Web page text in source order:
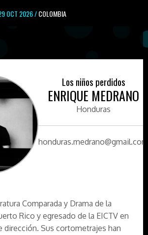
OCT 2026 /COLOMBIA
Los niños perdidos
ENRIQUE MEDRANO
Honduras
honduras.medrano@gmail.com
Comparada y Drama de la
Rico y egresado de la EICTV en
dirección. Sus cortometrajes han